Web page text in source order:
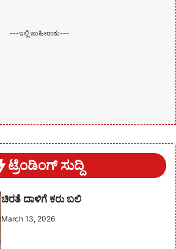
---ಇಲ್ಲಿ ಜಾಹೀರಾತು---
ಟ್ರೆಂಡಿಂಗ್ ಸುದ್ದಿ
ಚಿರತೆ ದಾಳಿಗೆ ಕರು ಬಲಿ
March 13, 2026